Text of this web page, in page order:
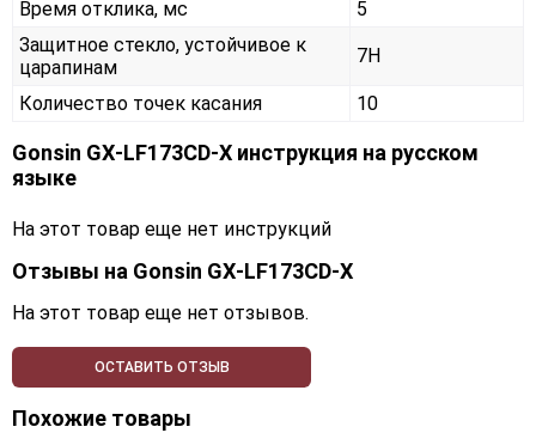
Время отклика, мс
5
Защитное стекло, устойчивое к
царапинам
7H
Количество точек касания 10
Gonsin GX‑LF173CD‑X инструкция на русском
языке
На этот товар еще нет инструкций
Отзывы на Gonsin GX‑LF173CD‑X
На этот товар еще нет отзывов.
ОСТАВИТЬ ОТЗЫВ
Похожие товары